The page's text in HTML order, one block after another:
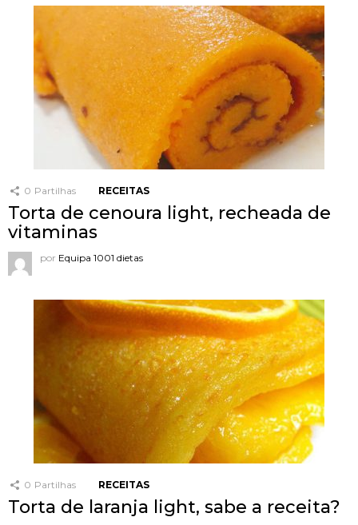
0 Partilhas RECEITAS
Torta de cenoura light, recheada de
vitaminas
por Equipa 1001 dietas
0 Partilhas RECEITAS
Torta de laranja light, sabe a receita?